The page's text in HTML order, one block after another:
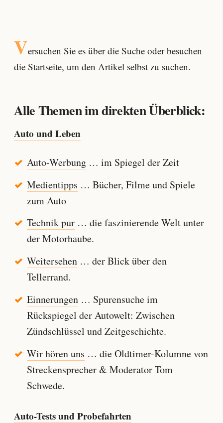
Versuchen Sie es über die Sucheoder besuchen
die Startseite, um den Artikel selbst zu suchen.
Alle Themen im direkten Überblick:
Auto und Leben
Auto-Werbung… im Spiegel der Zeit
Medientipps … Bücher, Filme und Spiele
zum Auto
Technik pur… die faszinierende Welt unter
der Motorhaube.
Weitersehen… der Blick über den
Tellerrand.
Einnerungen… Spurensuche im
Rückspiegel der Autowelt: Zwischen
Zündschlüssel und Zeitgeschichte.
Wir hören uns … die Oldtimer-Kolumne von
Streckensprecher & Moderator Tom
Schwede.
Auto-Tests und Probefahrten